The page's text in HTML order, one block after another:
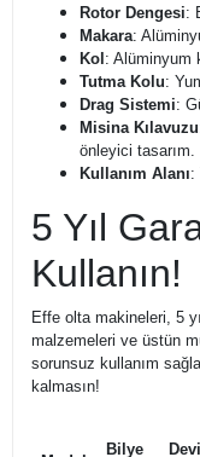
Rotor Dengesi:
Makara:
Kol : Alüminyum
Tutma Kolu:
Drag Sistemi:
Misina Kılavuzu
önleyici tasarım.
Kullanım Alanı:
5 Yıl
Kullanın!
Effe olta makineleri, 5
malzemeleri ve üstün
sorunsuz kullanım
kalmasın!
Bilye